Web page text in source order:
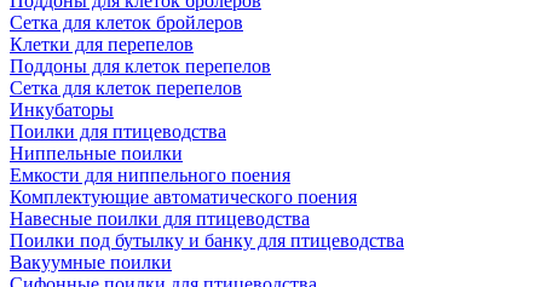
Сетка для клеток бройлеров
Клетки для перепелов
Поддоны для клеток перепелов
Сетка для клеток перепелов
Инкубаторы
Поилки для птицеводства
Ниппельные поилки
Емкости для ниппельного поения
Комплектующие автоматического поения
Навесные поилки для птицеводства
Поилки под бутылку и банку для птицеводства
Вакуумные поилки